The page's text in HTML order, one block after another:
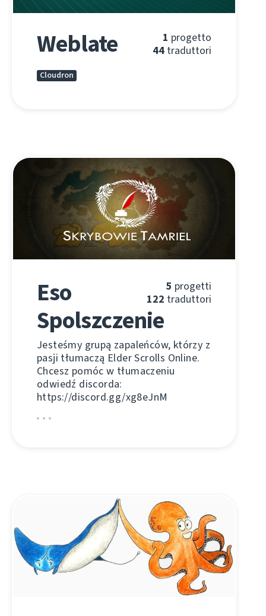
1 progetto
44 traduttori
Weblate
Cloudron
5 progetti
122 traduttori
Eso
Spolszczenie
Jesteśmy grupą zapaleńców, którzy z
pasji tłumaczą Elder Scrolls Online.
Chcesz pomóc w tłumaczeniu
odwiedź discorda:
https://discord.gg/xg8eJnM